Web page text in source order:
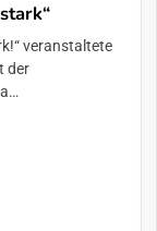
veranstaltete
der